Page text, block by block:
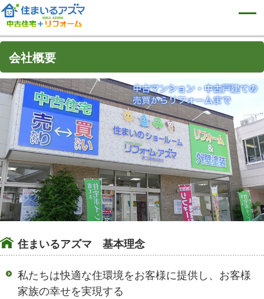
会社概要
住まいるアズマ 基本理念
私たちは快適な住環境をお客様に提供し、お客様
家族の幸せを実現する